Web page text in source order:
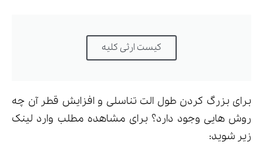
کیست ارثی کلیه
برای بزرگ کردن طول الت تناسلی و افزایش قطر آن چه
روش هایی وجود دارد؟ برای مشاهده مطلب وارد لینک
زیر شوید: